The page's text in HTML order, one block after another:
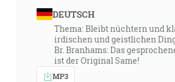
DEUTSCH
Thema: Bleibt nüchtern und
irdischen und geistlichen
Br. Branhams: Das
ist der Original Same!
MP3